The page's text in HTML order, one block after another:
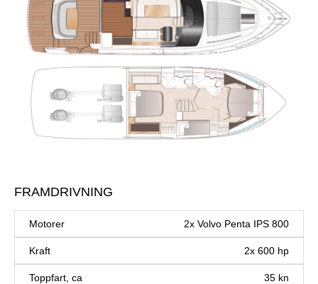
FRAMDRIVNING
Motorer 2x Volvo Penta IPS 800
Kraft 2x 600 hp
Toppfart, ca 35 kn